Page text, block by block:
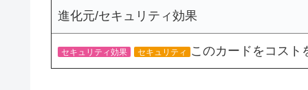
進化元/セキュリティ効果
セキュリティ効果 セキュリティ このカードをコスト